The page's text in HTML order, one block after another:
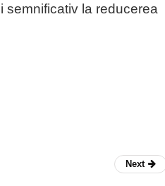
semnificativ la reducerea
Next